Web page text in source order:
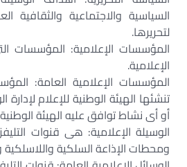
السياسية والاجتماعية والثقافية
لتحريرها.
المؤسسات الإعلامية: المؤسسات
الإعلامية.
المؤسسات الإعلامية العامة:
تنشئها الهيئة الوطنية للإعلام لإدارة
أو أى نشاط توافق عليه الهيئة الوطنية
الوسيلة الإعلامية: هى قنوات
ومحطات الإذاعة السلكية واللاسلكية